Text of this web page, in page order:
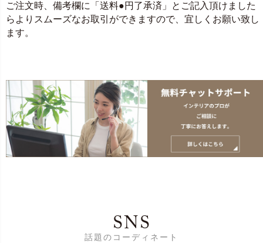
ご注文時、備考欄に「送料●円了承済」とご記入頂けました
らよりスムーズなお取引ができますので、宜しくお願い致し
ます。
SNS
話題のコーディネート